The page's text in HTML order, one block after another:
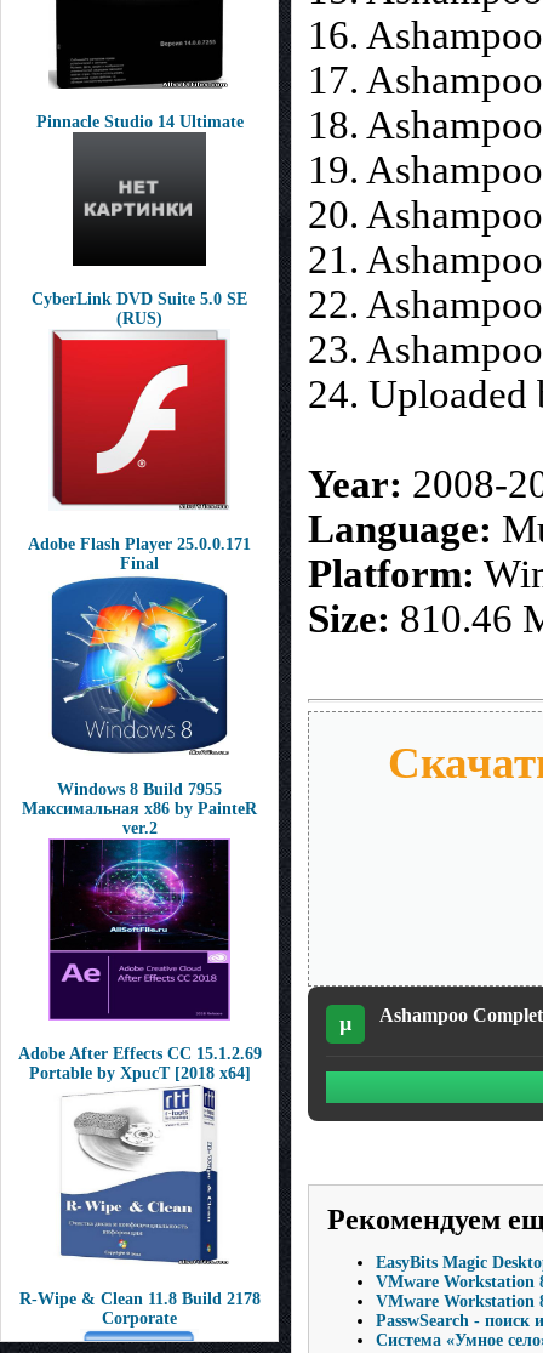
Pinnacle Studio 14 Ultimate
CyberLink DVD Suite 5.0 SE
(RUS)
Adobe Flash Player 25.0.0.171
Final
Windows 8 Build 7955
Максимальная x86 by PainteR
ver.2
Adobe After Effects CC 15.1.2.69
Portable by XpucT [2018 x64]
R-Wipe & Clean 11.8 Build 2178
Corporate
16.
17.
18.
19.
20.
21.
22.
23.
24. Uploaded
Year: 2008-
Language:
Platform:
Size: 810.46
µ Ashampoo
Рекомендуем
EasyBits Magic
VMware Workstation
VMware Workstation
PasswSearch - поиск
Система «Умное